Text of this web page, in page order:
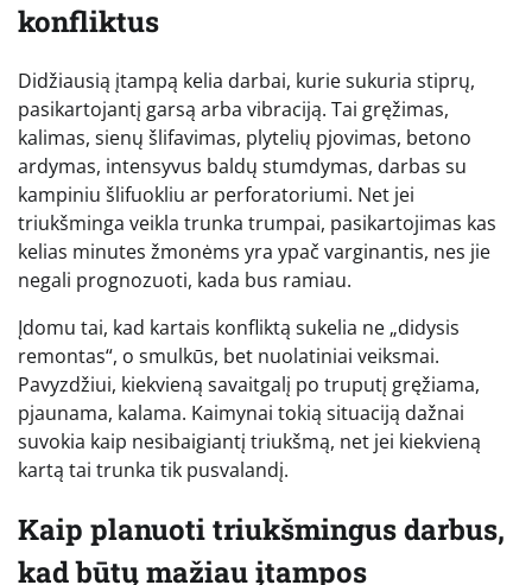
konfliktus
Didžiausią įtampą kelia darbai, kurie sukuria stiprų,
pasikartojantį garsą arba vibraciją. Tai gręžimas,
kalimas, sienų šlifavimas, plytelių pjovimas, betono
ardymas, intensyvus baldų stumdymas, darbas su
kampiniu šlifuokliu ar perforatoriumi. Net jei
triukšminga veikla trunka trumpai, pasikartojimas kas
kelias minutes žmonėms yra ypač varginantis, nes jie
negali prognozuoti, kada bus ramiau.
Įdomu tai, kad kartais konfliktą sukelia ne „didysis
remontas“, o smulkūs, bet nuolatiniai veiksmai.
Pavyzdžiui, kiekvieną savaitgalį po truputį gręžiama,
pjaunama, kalama. Kaimynai tokią situaciją dažnai
suvokia kaip nesibaigiantį triukšmą, net jei kiekvieną
kartą tai trunka tik pusvalandį.
Kaip planuoti triukšmingus darbus,
kad būtų mažiau įtampos